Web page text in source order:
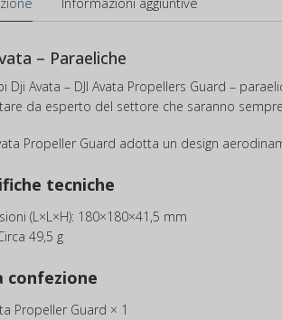
– Paraeliche
Dji Avata – DJI Avata Propellers Guard –
da esperto del settore che saranno
Propeller Guard adotta un design
tecniche
(L×L×H): 180×180×41,5 mm
49,5 g
confezione
Propeller Guard × 1